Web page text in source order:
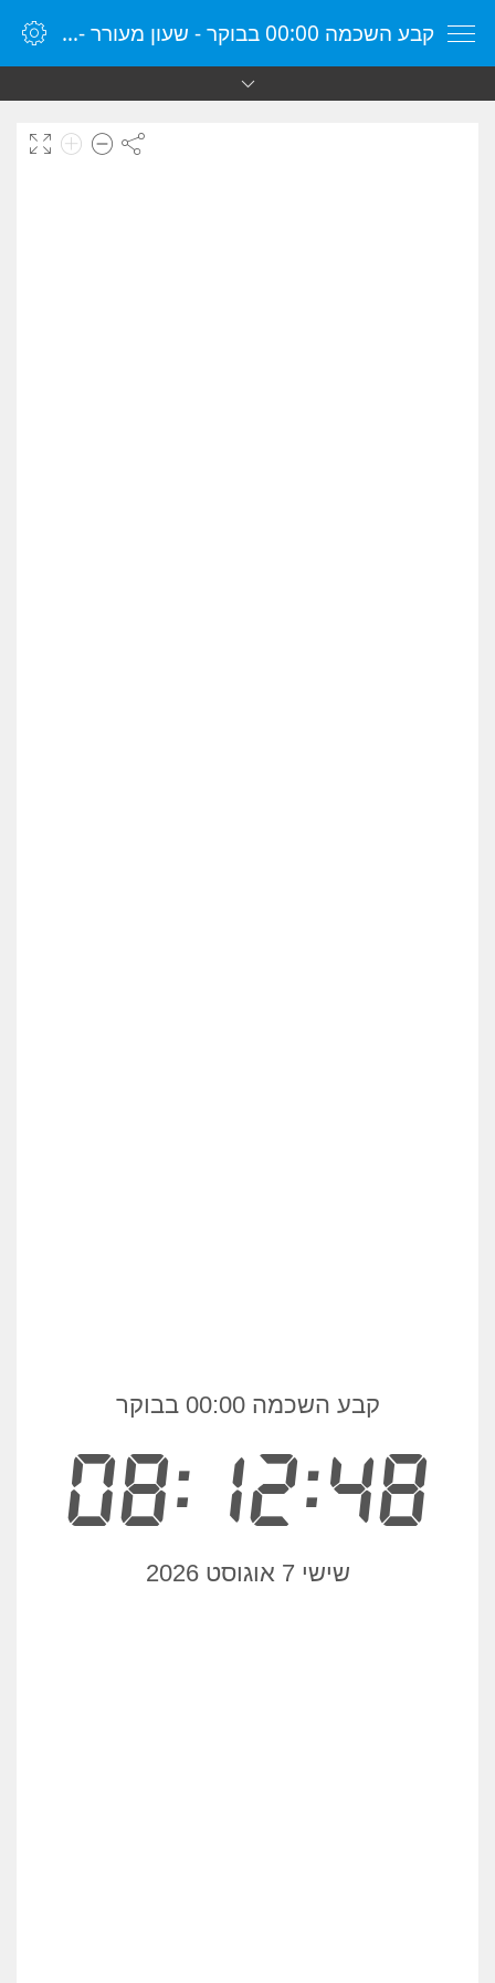
קבע השכמה 00:00 בבוקר - שעון מעורר - שעון מעורר מקוון - שעון מעורר במחשב
08:12:48
קבע השכמה 00:00 בבוקר
שישי 7 אוגוסט 2026